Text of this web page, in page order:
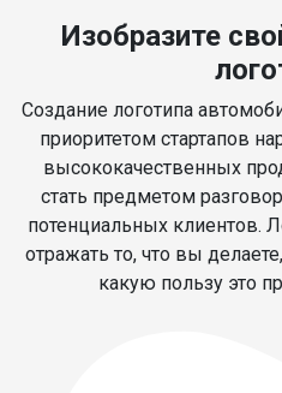
Изобразите
Создание логотипа
приоритетом стартапов
высококачественных
стать предметом
потенциальных клиентов.
отражать то, что вы
какую пользу это